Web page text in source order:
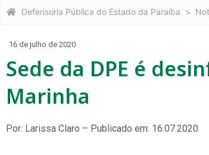
Defensoria Pública do Estado da Paraíba
16 de julho de 2020
Sede da DPE é
Marinha
Por: Larissa Claro – Publicado em: 16.07.2020